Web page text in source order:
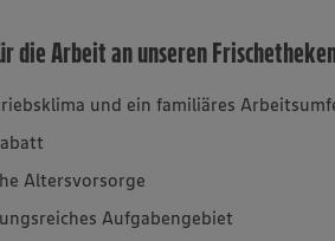
die Arbeit an unseren
und ein familiäres
Altersvorsorge
Aufgabengebiet